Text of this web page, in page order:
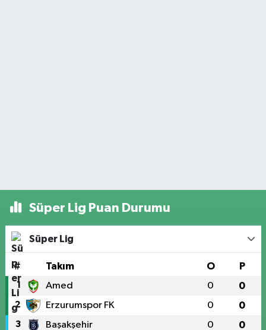
Süper Lig Puan Durumu
Süper Lig
# Takım O P
1 Amed 0 0
2 Erzurumspor FK 0 0
3 Başakşehir 0 0